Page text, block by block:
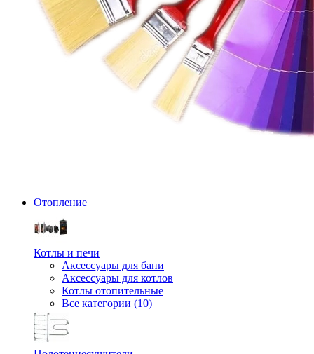
Отопление
Котлы и печи
Аксессуары для бани
Аксессуары для котлов
Котлы отопительные
Все категории (10)